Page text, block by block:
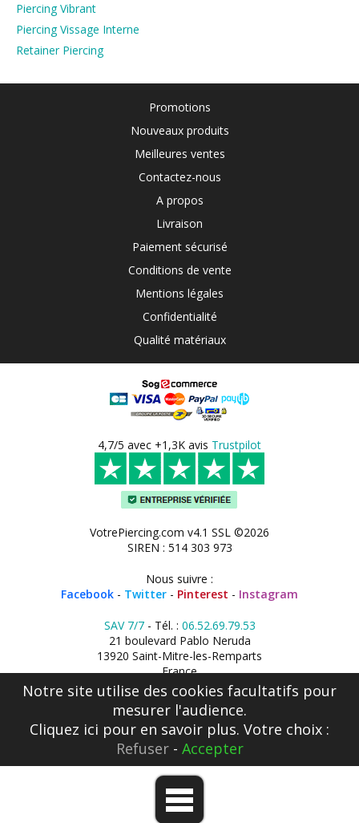
Piercing Vibrant
Piercing Vissage Interne
Retainer Piercing
Promotions
Nouveaux produits
Meilleures ventes
Contactez-nous
A propos
Livraison
Paiement sécurisé
Conditions de vente
Mentions légales
Confidentialité
Qualité matériaux
4,7/5 avec +1,3K avis Trustpilot
VotrePiercing.com v4.1 SSL ©2026
SIREN : 514 303 973
Nous suivre :
Facebook - Twitter - Pinterest - Instagram
SAV 7/7- Tél. : 06.52.69.79.53
21 boulevard Pablo Neruda
13920 Saint-Mitre-les-Remparts
France
Notre site utilise des cookies facultatifs pour
mesurer l'audience.
Cliquez ici pour en savoir plus. Votre choix :
Refuser- Accepter